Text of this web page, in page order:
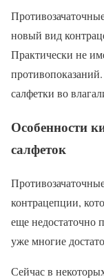
новый вид
Практически не
салфетки во
Особенности
салфеток
контрацепции,
еще недостаточно
уже многие
Сейчас в